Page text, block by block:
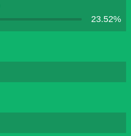
23.52%